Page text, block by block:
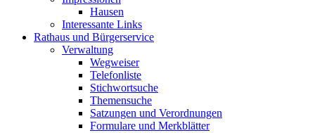
Hausen
Interessante Links
Rathaus und Bürgerservice
Verwaltung
Wegweiser
Telefonliste
Stichwortsuche
Themensuche
Satzungen und Verordnungen
Formulare und Merkblätter